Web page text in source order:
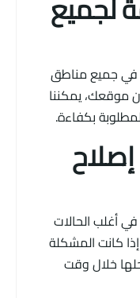
في جميع مناطق
موقعك، يمكننا
بكفاءة.
أغلب الحالات
كانت المشكلة
خلال وقت